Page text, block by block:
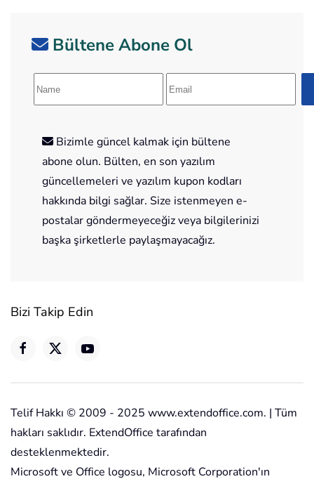
Bültene Abone Ol
Bizimle güncel kalmak için bültene
abone olun. Bülten, en son yazılım
güncellemeleri ve yazılım kupon kodları
hakkında bilgi sağlar. Size istenmeyen e-
postalar göndermeyeceğiz veya bilgilerinizi
başka şirketlerle paylaşmayacağız.
Bizi Takip Edin
Telif Hakkı © 2009 - 2025 www.extendoffice.com. | Tüm
hakları saklıdır. ExtendOffice tarafından
desteklenmektedir.
Microsoft ve Office logosu, Microsoft Corporation'ın